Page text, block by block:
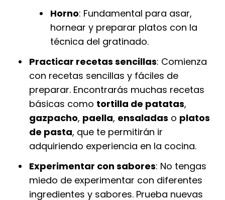
Horno: Fundamental para asar,
hornear y preparar platos con la
técnica del gratinado.
Practicar recetas sencillas: Comienza
con recetas sencillas y fáciles de
preparar. Encontrarás muchas recetas
básicas como tortilla de patatas,
gazpacho, paella, ensaladas o platos
de pasta, que te permitirán ir
adquiriendo experiencia en la cocina.
Experimentar con sabores: No tengas
miedo de experimentar con diferentes
ingredientes y sabores. Prueba nuevas